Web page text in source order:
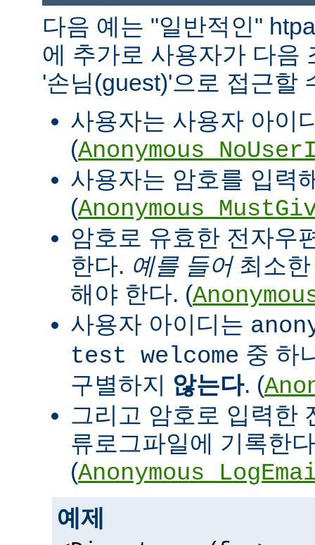
다음 예는 "일반적인"
에 추가로 사용자가 다음
'손님(guest)'으로 접근할
사용자는 사용자 아이
(
사용자는 암호를 입력
(
암호로 유효한 전자우
한다. 예를 들어최소한
해야 한다. (
사용자 아이디는
test welcome 중 하
구별하지 않는다. (
그리고 암호로 입력한
류로그파일에 기록한
(
예제